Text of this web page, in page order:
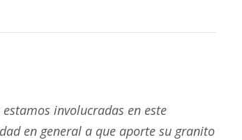
involucradas en este
en general a que aporte su granito